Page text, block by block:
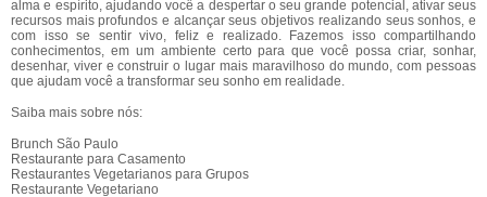
alma e espírito, ajudando você a despertar o seu grande potencial, ativar seus
recursos mais profundos e alcançar seus objetivos realizando seus sonhos, e
com isso se sentir vivo, feliz e realizado. Fazemos isso compartilhando
conhecimentos, em um ambiente certo para que você possa criar, sonhar,
desenhar, viver e construir o lugar mais maravilhoso do mundo, com pessoas
que ajudam você a transformar seu sonho em realidade.
Saiba mais sobre nós:
Brunch São Paulo
Restaurante para Casamento
Restaurantes Vegetarianos para Grupos
Restaurante Vegetariano